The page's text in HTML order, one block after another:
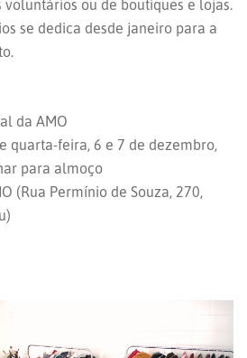
voluntários ou de boutiques e lojas.
se dedica desde janeiro para a
da AMO
quarta-feira, 6 e 7 de dezembro,
para almoço
(Rua Permínio de Souza, 270,